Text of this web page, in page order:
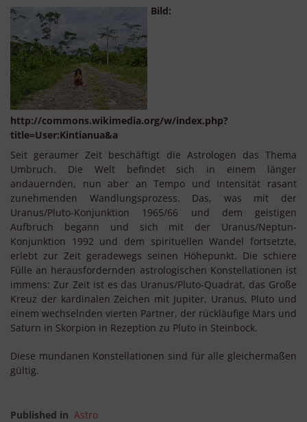
Bild:
http://commons.wikimedia.org/w/index.php?
title=User:Kintianua&a
Seit geraumer Zeit beschäftigt die Astrologen das Thema
Umbruch. Die Welt befindet sich in einem länger
andauernden, nun aber an Tempo und Intensität rasant
zunehmenden Wandlungsprozess. Das, was mit der
Uranus/Pluto-Konjunktion 1965/66 und dem geistigen
Aufbruch begann und sich mit der Uranus/Neptun-
Konjunktion 1992 und dem spirituellen Wandel fortsetzte,
erlebt zur Zeit geradewegs seinen Höhepunkt. Die schiere
Fülle an herausfordernden astrologischen Konstellationen ist
immens: Zur Zeit ist es das Uranus/Pluto-Quadrat, das Große
Kreuz der kardinalen Zeichen mit Jupiter, Uranus, Pluto und
einem wechselnden vierten Partner, der rückläufige Mars und
Saturn in Skorpion in Rezeption zu Pluto in Steinbock.
Diese mundanen Konstellationen sind für alle gleichermaßen
gültig.
Published in Astro